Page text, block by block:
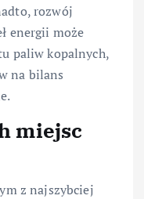
rozwój
energii może
paliw kopalnych,
na bilans
miejsc
z najszybciej